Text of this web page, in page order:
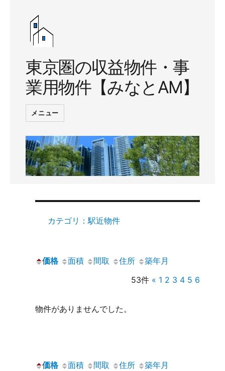
東京圏の収益物件・事
業用物件【みなとAM】
メニュー
カテゴリ：駅近物件
価格 面積 間取 住所
築年月
53件 « 1 2 3 4 5 6
物件がありませんでした。
価格 面積 間取 住所
築年月